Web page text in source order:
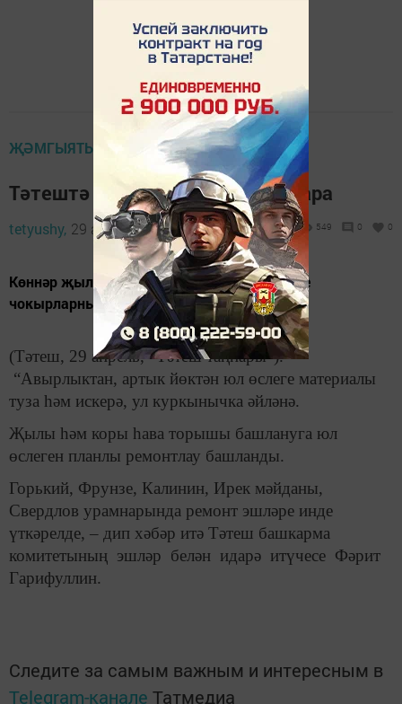
ҖӘМГЫЯТЬ
Тәтештә юлларны ремонтлау бара
tetyushy, 29 апрель 2020 - 09:00 549 0 0
Көннәр җы­лынуга юлчылар юл өслегендәге
чокырларны ремонтларга кереште.
(Тәтеш, 29 апрель, "Тәтеш таңнары").
“Авырлыктан, артык йөктән юл өслеге материалы
туза һәм искерә, ул куркынычка әйләнә.
Җылы һәм коры һава торышы башлануга юл
өслеген планлы ремонтлау башланды.
Горький, Фрунзе, Калинин, Ирек мәйданы,
Свердлов урамнарында ремонт эшләре инде
үткәрелде, – дип хәбәр итә Тәтеш башкарма
комитетының эшләр белән идарә итүчесе Фәрит
Гарифуллин.
Следите за самым важным и интересным в
Telegram-канале Татмедиа